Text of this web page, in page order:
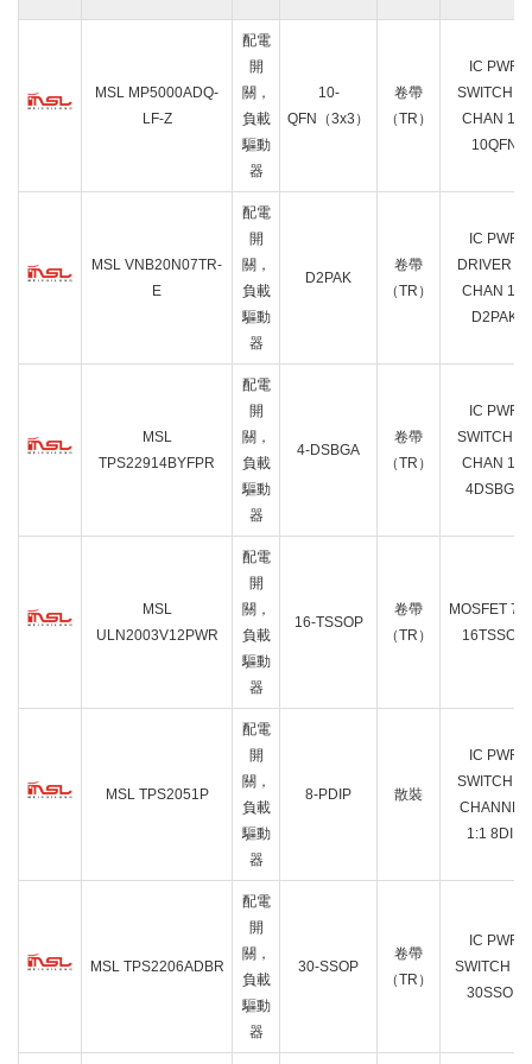
MSL MP5000ADQ-
LF-Z
配電
開
關，
負載
驅動
器
10-
QFN（3x3）
卷帶
（TR）
IC PWR
SWITCH N-
CHAN 1:1
10QFN
MSL VNB20N07TR-
E
配電
開
關，
負載
驅動
器
D2PAK
卷帶
（TR）
IC PWR
DRIVER N-
CHAN 1:1
D2PAK
MSL
TPS22914BYFPR
配電
開
關，
負載
驅動
器
4-DSBGA
卷帶
（TR）
IC PWR
SWITCH N-
CHAN 1:1
4DSBGA
MSL
ULN2003V12PWR
配電
開
關，
負載
驅動
器
16-TSSOP
卷帶
（TR）
MOSFET
16TSSOP
MSL TPS2051P
配電
開
關，
負載
驅動
器
8-PDIP 散裝
IC PWR
SWITCH N-
CHANNEL
1:1 8DIP
MSL TPS2206ADBR
配電
開
關，
負載
驅動
器
30-SSOP
卷帶
（TR）
IC PWR
SWITCH
30SSOP